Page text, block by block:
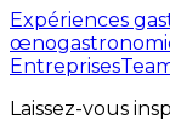
Expériences
Entreprises
Laissez-vous